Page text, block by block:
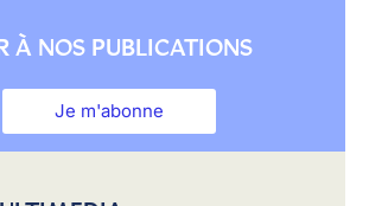
À NOS PUBLICATIONS
Je m'abonne